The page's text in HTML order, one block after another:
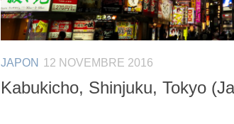
JAPON 12 NOVEMBRE 2016
Kabukicho, Shinjuku, Tokyo